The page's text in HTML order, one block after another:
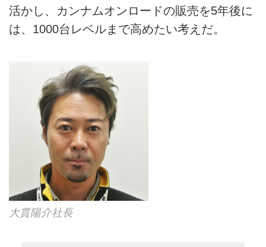
活かし、カンナムオンロードの販売を5年後に
は、1000台レベルまで高めたい考えだ。
大貫陽介社長